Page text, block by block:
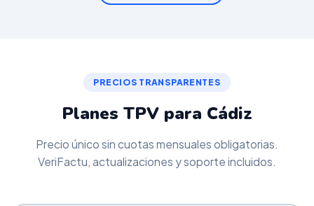
PRECIOS TRANSPARENTES
Planes TPV para Cádiz
Precio único sin cuotas mensuales obligatorias.
VeriFactu, actualizaciones y soporte incluidos.